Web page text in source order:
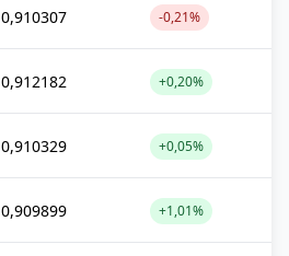
0,910307 -0,21%
0,912182 +0,20%
0,910329 +0,05%
0,909899 +1,01%